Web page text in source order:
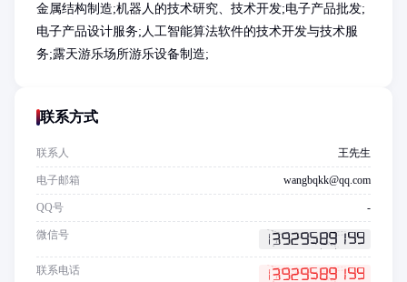
金属结构制造;机器人的技术研究、技术开发;电子产品批发;
电子产品设计服务;人工智能算法软件的技术开发与技术服
务;露天游乐场所游乐设备制造;
联系方式
联系人 王先生
电子邮箱 wangbqkk@qq.com
QQ号 -
微信号
联系电话